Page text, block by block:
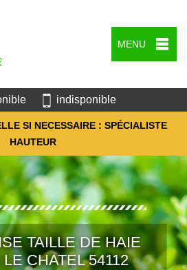
MENU
indisponible
SI NECESSAIRE : SPÉCIALISTE
HAUTEUR
TAILLE DE HAIE
CHATEL 54112